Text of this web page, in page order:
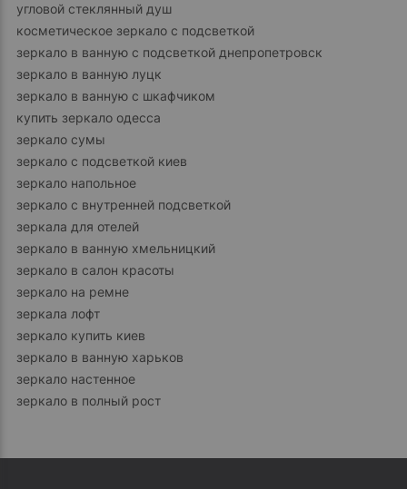
угловой стеклянный душ
косметическое зеркало с подсветкой
зеркало в ванную с подсветкой днепропетровск
зеркало в ванную луцк
зеркало в ванную с шкафчиком
купить зеркало одесса
зеркало сумы
зеркало с подсветкой киев
зеркало напольное
зеркало с внутренней подсветкой
зеркала для отелей
зеркало в ванную хмельницкий
зеркало в салон красоты
зеркало на ремне
зеркала лофт
зеркало купить киев
зеркало в ванную харьков
зеркало настенное
зеркало в полный рост